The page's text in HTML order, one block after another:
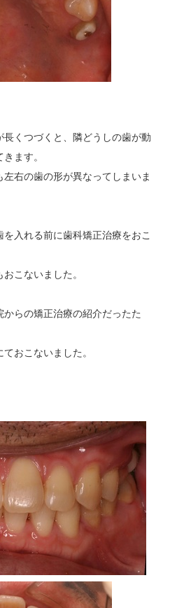
くつづくと、隣どうしの歯が動
ます。
右の歯の形が異なってしまいま
入れる前に歯科矯正治療をおこ
こないました。
らの矯正治療の紹介だったた
おこないました。